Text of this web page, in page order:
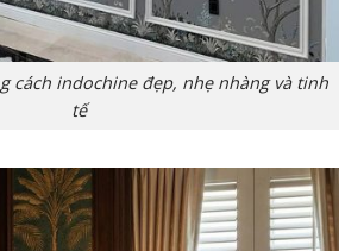
cách indochine đẹp, nhẹ nhàng và tinh
tế